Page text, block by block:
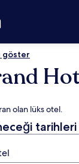
göster
olan lüks otel.
tarihleri